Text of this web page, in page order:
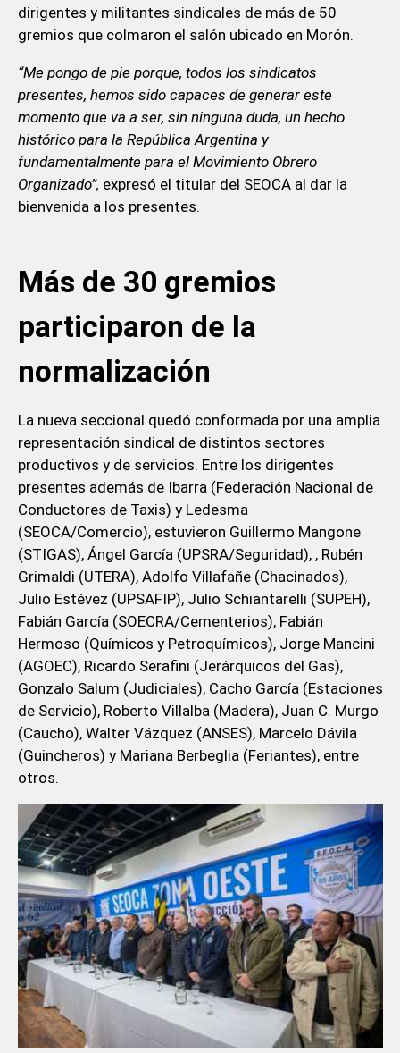
dirigentes y militantes sindicales de más de 50
gremios que colmaron el salón ubicado en Morón.
“Me pongo de pie porque, todos los sindicatos
presentes, hemos sido capaces de generar este
momento que va a ser, sin ninguna duda, un hecho
histórico para la República Argentina y
fundamentalmente para el Movimiento Obrero
Organizado”, expresó el titular del SEOCA al dar la
bienvenida a los presentes.
Más de 30 gremios
participaron de la
normalización
La nueva seccional quedó conformada por una amplia
representación sindical de distintos sectores
productivos y de servicios. Entre los dirigentes
presentes además de Ibarra (Federación Nacional de
Conductores de Taxis) y Ledesma
(SEOCA/Comercio), estuvieron Guillermo Mangone
(STIGAS), Ángel García (UPSRA/Seguridad), , Rubén
Grimaldi (UTERA), Adolfo Villafañe (Chacinados),
Julio Estévez (UPSAFIP), Julio Schiantarelli (SUPEH),
Fabián García (SOECRA/Cementerios), Fabián
Hermoso (Químicos y Petroquímicos), Jorge Mancini
(AGOEC), Ricardo Serafini (Jerárquicos del Gas),
Gonzalo Salum (Judiciales), Cacho García (Estaciones
de Servicio), Roberto Villalba (Madera), Juan C. Murgo
(Caucho), Walter Vázquez (ANSES), Marcelo Dávila
(Guincheros) y Mariana Berbeglia (Feriantes), entre
otros.